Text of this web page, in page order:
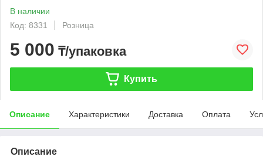
В наличии
Код: 8331
Розница
5 000 ₸/упаковка
Купить
Описание Характеристики Доставка Оплата
Описание